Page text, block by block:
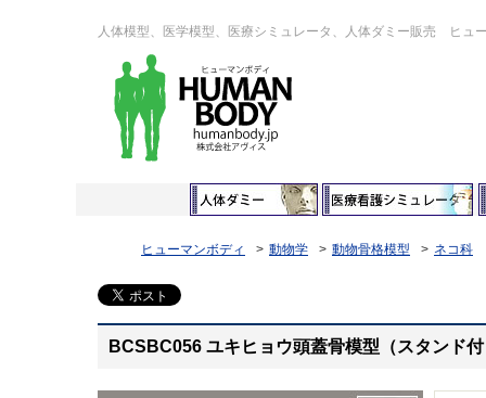
人体模型、医学模型、医療シミュレータ、人体ダミー販売 ヒュ
ヒューマンボディ 動物学 動物骨格模型 ネコ科
BCSBC056 ユキヒョウ頭蓋骨模型（スタンド